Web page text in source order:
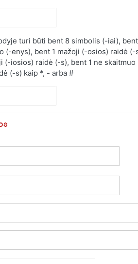
turi būti bent 8 simbolis (-iai), bent
(-enys), bent 1 mažoji (-osios) raidė (-
(-iosios) raidė (-s), bent 1 ne skaitmuo
(-s) kaip *, - arba #